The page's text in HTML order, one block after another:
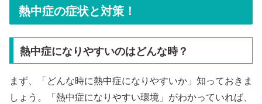
熱中症の症状と対策！
熱中症になりやすいのはどんな時？
まず、「どんな時に熱中症になりやすいか」知っておきま
しょう。「熱中症になりやすい環境」がわかっていれば、